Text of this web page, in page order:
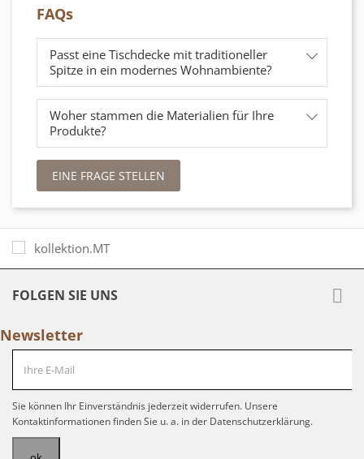
FAQs
Passt eine Tischdecke mit traditioneller
Spitze in ein modernes Wohnambiente?
Woher stammen die Materialien für Ihre
Produkte?
EINE FRAGE STELLEN
FOLGEN SIE UNS 
Newsletter
Sie können Ihr Einverständnis jederzeit widerrufen. Unsere
Kontaktinformationen finden Sie u. a. in der Datenschutzerklärung.